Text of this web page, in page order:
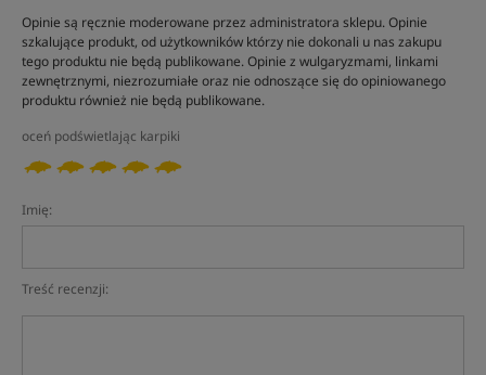
Opinie są ręcznie moderowane przez administratora sklepu. Opinie
szkalujące produkt, od użytkowników którzy nie dokonali u nas zakupu
tego produktu nie będą publikowane. Opinie z wulgaryzmami, linkami
zewnętrznymi, niezrozumiałe oraz nie odnoszące się do opiniowanego
produktu również nie będą publikowane.
oceń podświetlając karpiki
Imię:
Treść recenzji: